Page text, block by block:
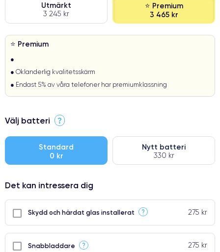
Utmärkt
3 245 kr
⭐ Premium
3 465 kr
⭐ Premium
●
● Oklanderlig kvalitetsskärm
● Endast 5% av våra telefoner har premiumklassning
Välj batteri ?
Standard
0 kr
Nytt batteri
330 kr
Det kan intressera dig
Skydd och härdat glas installerat ? 275 kr
Snabbladdare ? 275 kr